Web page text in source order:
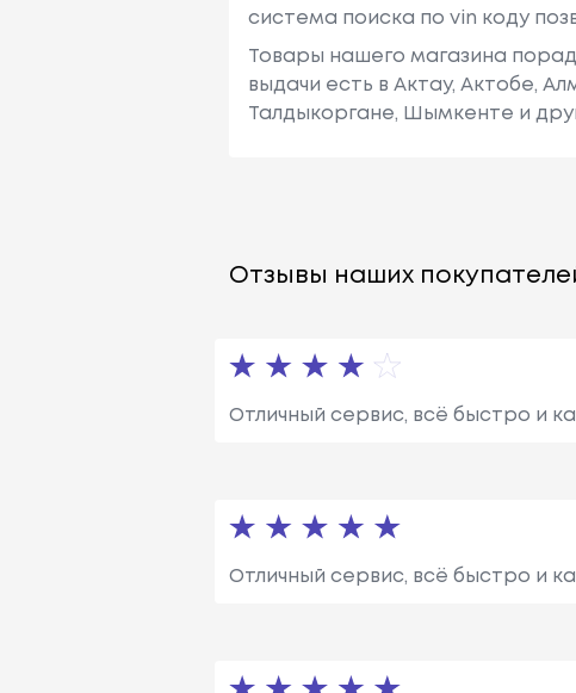
система поиска по vin коду
Товары нашего магазина
выдачи есть в Актау, Актобе,
Талдыкоргане, Шымкенте и
Отзывы наших
Отличный сервис, всё быстро и
Отличный сервис, всё быстро и